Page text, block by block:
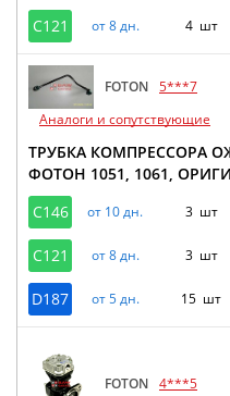
C121 от 8 дн. 4 шт
FOTON 5***7
Аналоги и сопутствующие
ТРУБКА КОМПРЕССОРА
ФОТОН 1051, 1061,
C146
от 10 дн. 3 шт
C121 от 8 дн. 3 шт
D187 от 5 дн. 15 шт
FOTON 4***5